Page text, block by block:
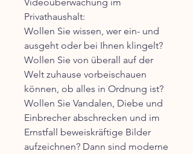
Privathaushalt:
Wollen Sie wissen, wer ein- und
ausgeht oder bei Ihnen klingelt?
Wollen Sie von überall auf der
Welt zuhause vorbeischauen
können, ob alles in Ordnung ist?
Wollen Sie Vandalen, Diebe und
Einbrecher abschrecken und im
Ernstfall beweiskräftige Bilder
aufzeichnen? Dann sind moderne